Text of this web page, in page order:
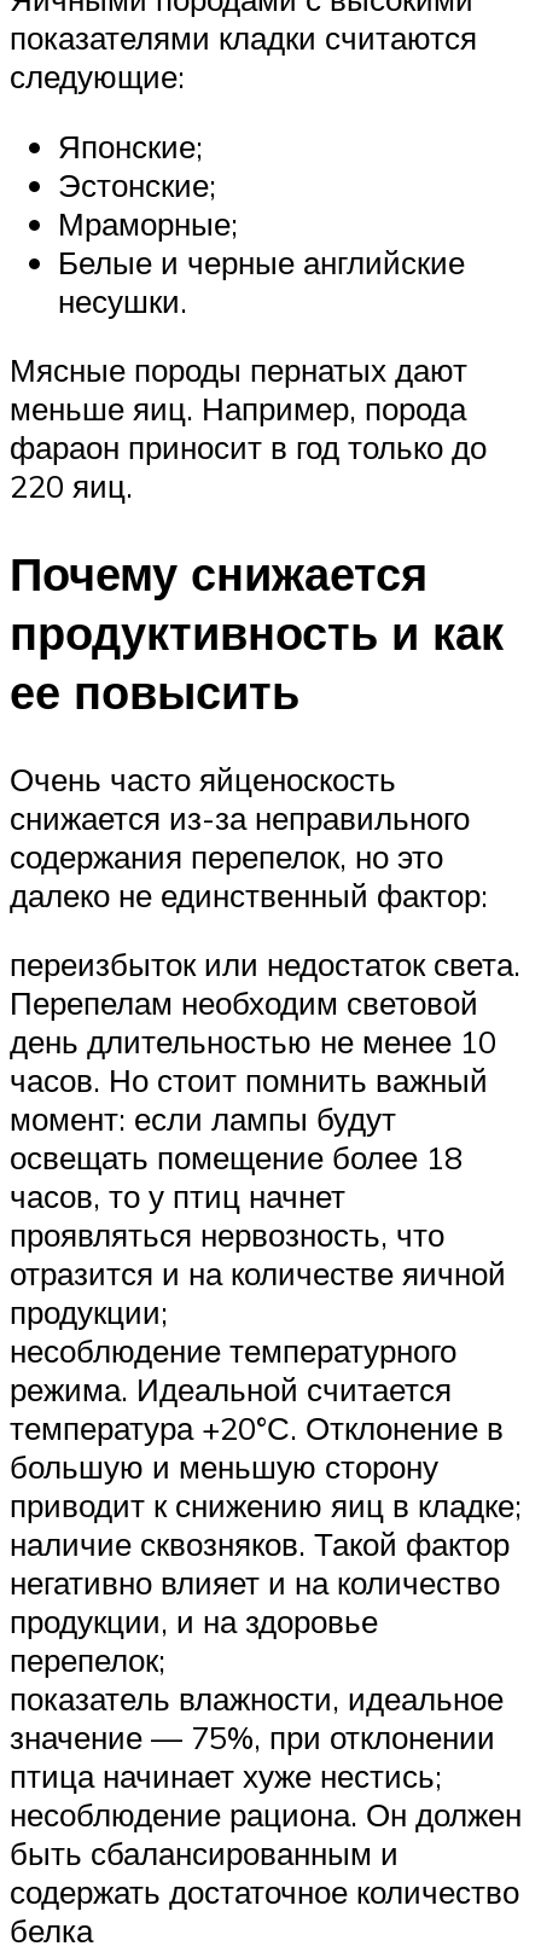
показателями кладки считаются
следующие:
Японские;
Эстонские;
Мраморные;
Белые и черные английские
несушки.
Мясные породы пернатых дают
меньше яиц. Например, порода
фараон приносит в год только до
220 яиц.
Почему снижается
продуктивность и как
ее повысить
Очень часто яйценоскость
снижается из-за неправильного
содержания перепелок, но это
далеко не единственный фактор:
переизбыток или недостаток света.
Перепелам необходим световой
день длительностью не менее 10
часов. Но стоит помнить важный
момент: если лампы будут
освещать помещение более 18
часов, то у птиц начнет
проявляться нервозность, что
отразится и на количестве яичной
продукции;
несоблюдение температурного
режима. Идеальной считается
температура +20°С. Отклонение в
большую и меньшую сторону
приводит к снижению яиц в кладке;
наличие сквозняков. Такой фактор
негативно влияет и на количество
продукции, и на здоровье
перепелок;
показатель влажности, идеальное
значение — 75%, при отклонении
птица начинает хуже нестись;
несоблюдение рациона. Он должен
быть сбалансированным и
содержать достаточное количество
белка